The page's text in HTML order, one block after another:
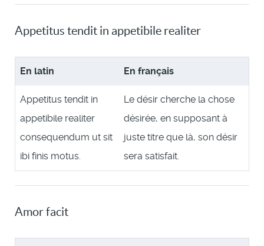
Appetitus tendit in appetibile realiter
En latin En français
Appetitus tendit in
appetibile realiter
consequendum ut sit
ibi finis motus.
Le désir cherche la chose
désirée, en supposant à
juste titre que là, son désir
sera satisfait.
Amor facit